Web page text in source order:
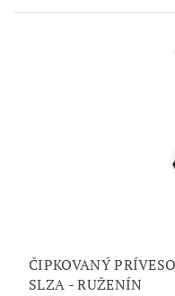
ČIPKOVANÝ
SLZA - RUŽENÍN